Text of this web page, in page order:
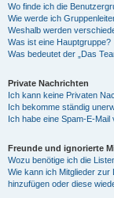
Wo finde ich die
Wie werde ich
Weshalb werden
Was ist eine Hauptgruppe?
Was bedeutet der „Das
Private Nachrichten
Ich kann keine Privaten
Ich bekomme ständig
Ich habe eine Spam-E-
Freunde und ignorierte
Wozu benötige ich die
Wie kann ich Mitglieder
hinzufügen oder diese